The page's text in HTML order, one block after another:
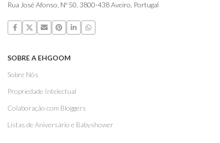
Rua José Afonso, Nº 50, 3800-438 Aveiro, Portugal
SOBRE A EHGOOM
Sobre Nós
Propriedade Intelectual
Colaboração com Bloggers
Listas de Aniversário e Babyshower